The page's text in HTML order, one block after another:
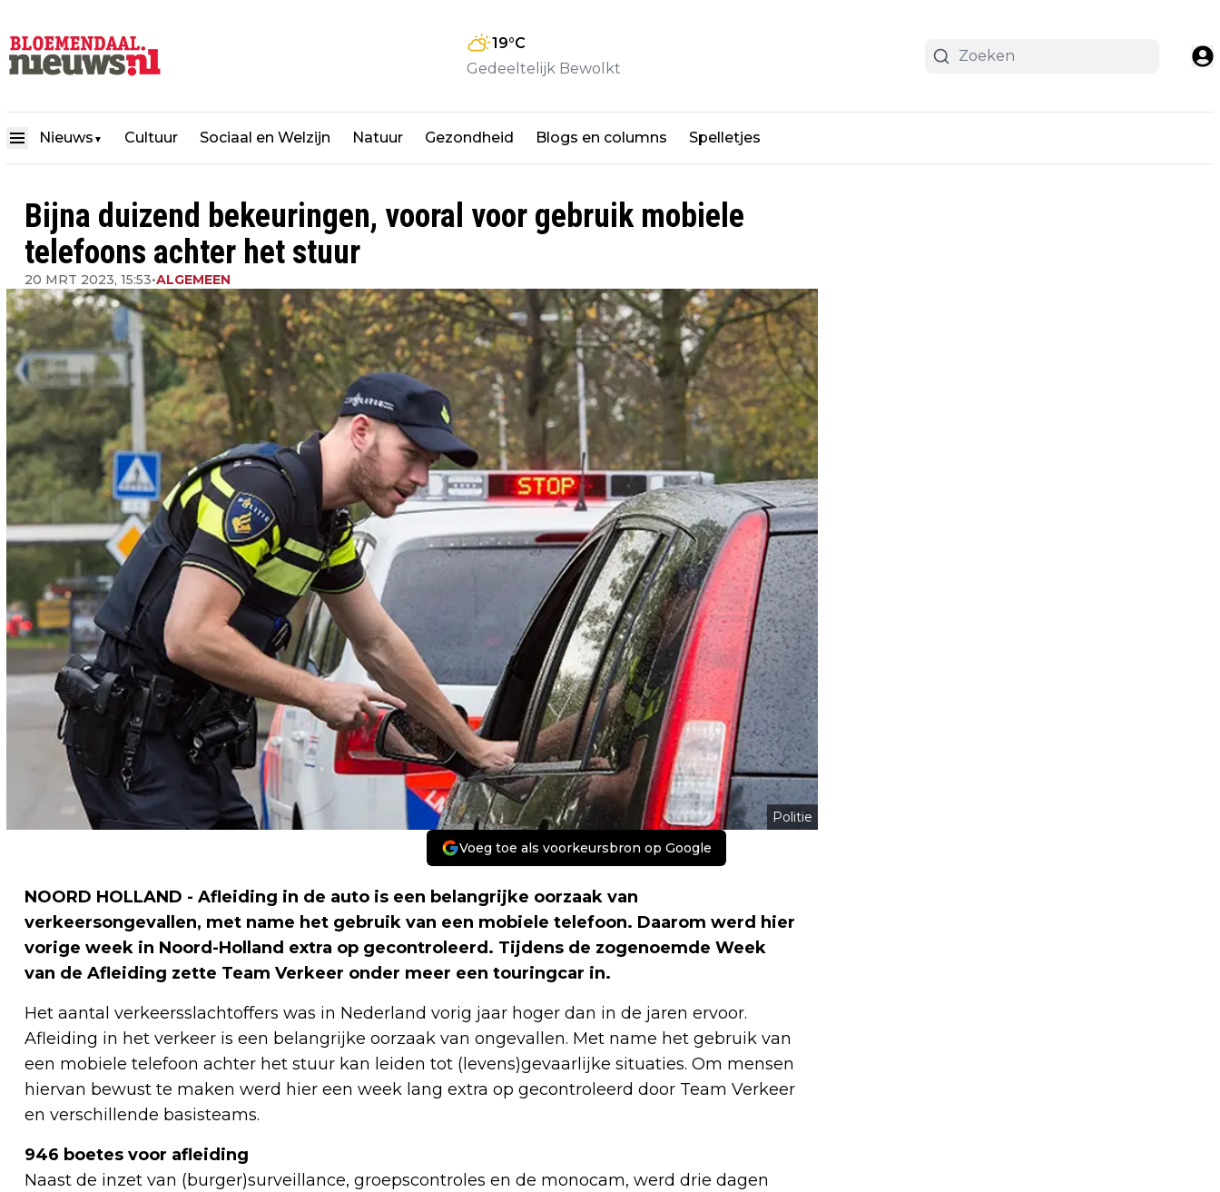
19°C
Gedeeltelijk Bewolkt
Nieuws ▼ Cultuur Sociaal en Welzijn Natuur Gezondheid Blogs en columns Spelletjes
Bijna duizend bekeuringen, vooral voor gebruik mobiele
telefoons achter het stuur
20 MRT 2023, 15:53•ALGEMEEN
Politie
Voeg toe als voorkeursbron op Google
NOORD HOLLAND - Afleiding in de auto is een belangrijke oorzaak van
verkeersongevallen, met name het gebruik van een mobiele telefoon. Daarom werd hier
vorige week in Noord-Holland extra op gecontroleerd. Tijdens de zogenoemde Week
van de Afleiding zette Team Verkeer onder meer een touringcar in.
Het aantal verkeersslachtoffers was in Nederland vorig jaar hoger dan in de jaren ervoor.
Afleiding in het verkeer is een belangrijke oorzaak van ongevallen. Met name het gebruik van
een mobiele telefoon achter het stuur kan leiden tot (levens)gevaarlijke situaties. Om mensen
hiervan bewust te maken werd hier een week lang extra op gecontroleerd door Team Verkeer
en verschillende basisteams.
946 boetes voor afleiding
Naast de inzet van (burger)surveillance, groepscontroles en de monocam, werd drie dagen